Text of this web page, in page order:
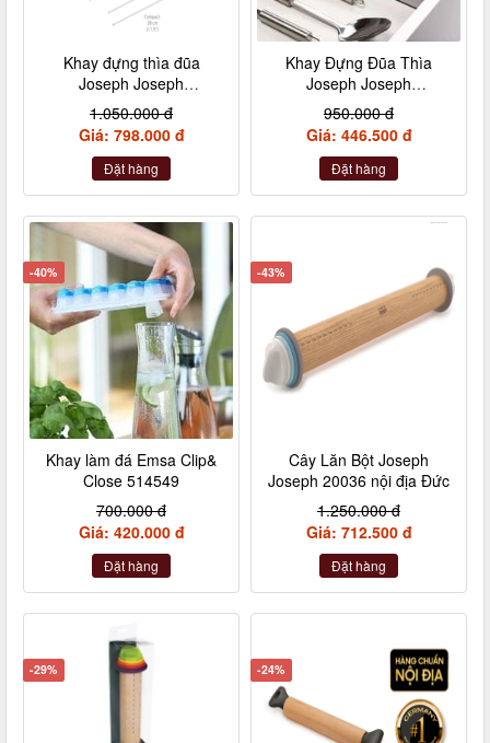
Khay đựng thìa đũa
Joseph Joseph
DrawnStore 85116 màu
xanh xám nội địa
1.050.000 đ
Giá: 798.000 đ
Đặt hàng
Khay Đựng Đũa Thìa
Joseph Joseph
DrawerStore 85119
950.000 đ
Giá: 446.500 đ
Đặt hàng
-40%
Khay làm đá Emsa Clip&
Close 514549
700.000 đ
Giá: 420.000 đ
Đặt hàng
-43%
Cây Lăn Bột Joseph
Joseph 20036 nội địa Đức
1.250.000 đ
Giá: 712.500 đ
Đặt hàng
-29% -24%